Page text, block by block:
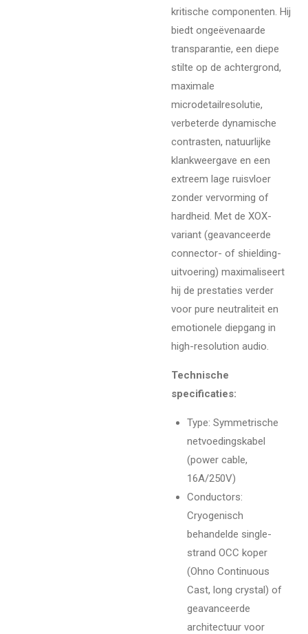
kritische componenten. Hij
biedt ongeëvenaarde
transparantie, een diepe
stilte op de achtergrond,
maximale
microdetailresolutie,
verbeterde dynamische
contrasten, natuurlijke
klankweergave en een
extreem lage ruisvloer
zonder vervorming of
hardheid. Met de XOX-
variant (geavanceerde
connector- of shielding-
uitvoering) maximaliseert
hij de prestaties verder
voor pure neutraliteit en
emotionele diepgang in
high-resolution audio.
Technische
specificaties:
Type: Symmetrische
netvoedingskabel
(power cable,
16A/250V)
Conductors:
Cryogenisch
behandelde single-
strand OCC koper
(Ohno Continuous
Cast, long crystal) of
geavanceerde
architectuur voor